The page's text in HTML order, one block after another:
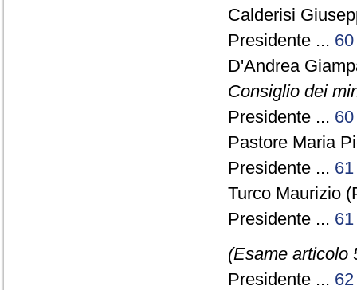
Calderisi
Presidente ... 60
D'Andrea
Consiglio dei
Presidente ... 60
Pastore Maria
Presidente ... 61
Turco Maurizio
Presidente ... 61
(Esame articolo
Presidente ... 62